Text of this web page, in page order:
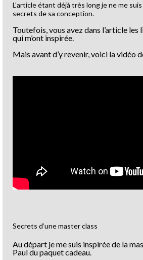
L’article étant déjà très long je ne me
secrets de sa conception.
Toutefois, vous avez dans l’article les
qui m’ont inspirée.
Mais avant d’y revenir, voici la vidéo
Secrets d’une master class
Au départ je me suis inspirée de la
Paul du paquet cadeau.